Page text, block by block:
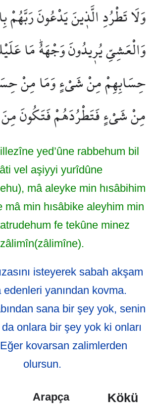
وَلَا تَطْرُدِ الَّذ۪ينَ يَدْعُونَ رَبَّهُمْ
وَالْعَشِيِّ يُر۪يدُونَ وَجْهَهُۜ مَا
حِسَابِهِمْ مِنْ شَيْءٍ وَمَا مِنْ
مِنْ شَيْءٍ فَتَطْرُدَهُمْ فَتَكُونَ مِنَ
yed’ûne rabbehum bil
vel aşiyyi yurîdûne
mâ aleyke min hısâbihim
mâ min hısâbike aleyhim min
fe tekûne minez
zâlimîn(zâlimîne).
isteyerek sabah akşam
edenleri yanından kovma.
sana bir şey yok, senin
onlara bir şey yok ki onları
kovarsan zalimlerden
olursun.
Arapça Kökü